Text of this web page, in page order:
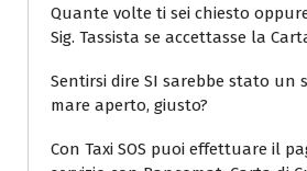
Quante volte ti sei chiesto
Sig. Tassista se accettasse la
Sentirsi dire SI sarebbe stato un
mare aperto, giusto?
Con Taxi SOS puoi effettuare il